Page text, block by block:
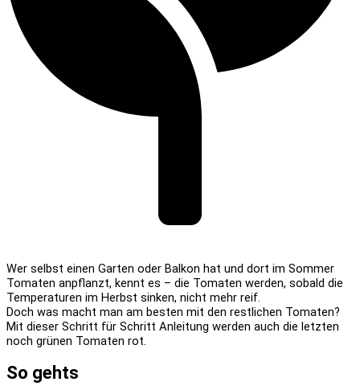
Wer selbst einen Garten oder Balkon hat und dort im Sommer
Tomaten anpflanzt, kennt es – die Tomaten werden, sobald die
Temperaturen im Herbst sinken, nicht mehr reif.
Doch was macht man am besten mit den restlichen Tomaten?
Mit dieser Schritt für Schritt Anleitung werden auch die letzten
noch grünen Tomaten rot.
So gehts